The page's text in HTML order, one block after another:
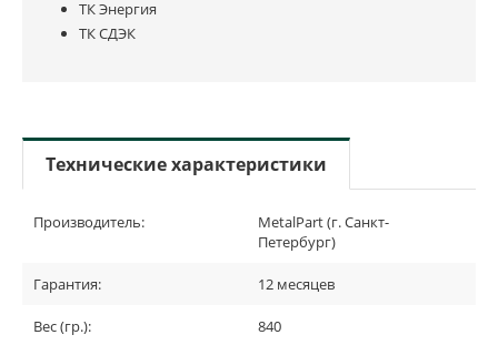
ТК Энергия
ТК СДЭК
Технические характеристики
Производитель:
MetalPart (г. Санкт-
Петербург)
Гарантия: 12 месяцев
Вес (гр.): 840